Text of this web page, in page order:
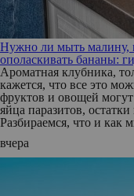
Нужно ли мыть малину,
ополаскивать бананы:
Ароматная клубника,
кажется, что все это
фруктов и овощей могут
яйца паразитов,
Разбираемся, что и как
вчера